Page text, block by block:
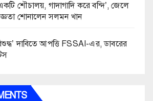
শৌচালয়, গাদাগাদি করে বন্দি’, জেলে
শোনালেন সলমন খান
দাবিতে আপত্তি FSSAI-এর, ডাবরের